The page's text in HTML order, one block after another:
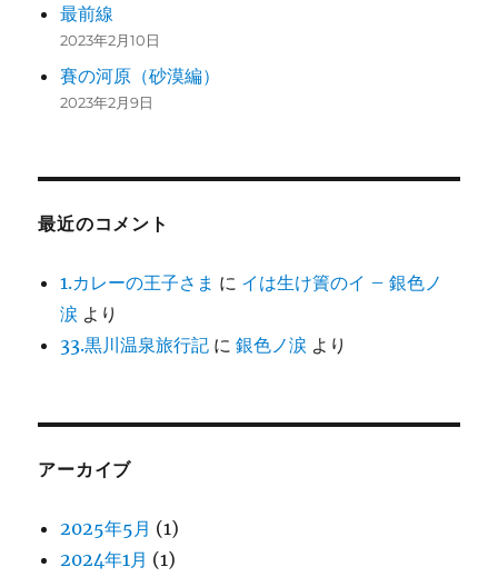
最前線
2023年2月10日
賽の河原（砂漠編）
2023年2月9日
最近のコメント
1.カレーの王子さま に イは生け簀のイ – 銀色ノ
涙 より
33.黒川温泉旅行記 に銀色ノ涙 より
アーカイブ
2025年5月 (1)
2024年1月 (1)